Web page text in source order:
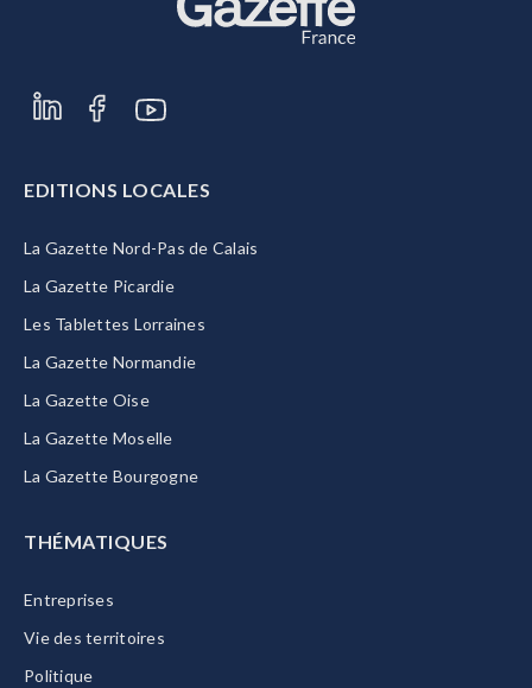
EDITIONS LOCALES
La Gazette Nord-Pas de Calais
La Gazette Picardie
Les Tablettes Lorraines
La Gazette Normandie
La Gazette Oise
La Gazette Moselle
La Gazette Bourgogne
THÉMATIQUES
Entreprises
Vie des territoires
Politique